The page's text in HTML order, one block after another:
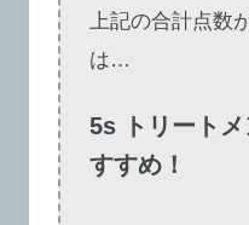
上記の合計点数
は…
5s トリート
すすめ！